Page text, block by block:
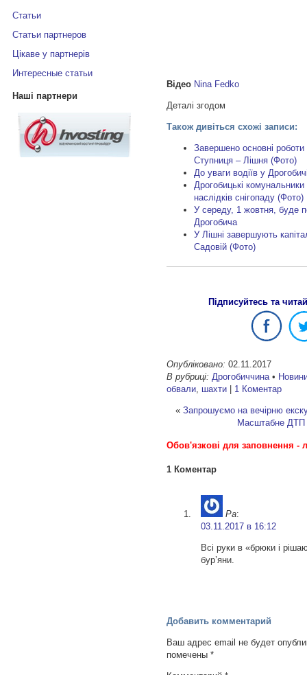
Статьи
Статьи партнеров
Цікаве у партнерів
Интересные статьи
Наші партнери
Відео Nina Fedko
Деталі згодом
Також дивіться схожі записи:
Завершено основні
Ступниця – Лішня (Фото)
До уваги водіїв у
Дрогобицькі
наслідків снігопаду (Фото)
У середу, 1 жовтня, буде
Дрогобича
У Лішні завершують
Садовій (Фото)
Підписуйтесь та
Опубліковано: 02.11.2017
В рубриці: Дрогобиччина•
обвали, шахти| 1 Коментар
«Запрошуємо на вечірню
Масштабне ДТП
Обов'язкові для заповнення -
1 Коментар
Ра:
03.11.2017 в 16:12
Всі руки в «брюки і
бур’яни.
Добавить комментарий
Ваш адрес email не будет
помечены *